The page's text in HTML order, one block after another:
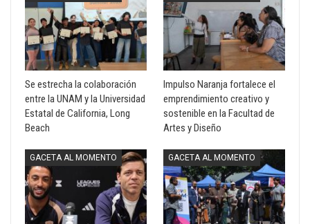
Se estrecha la colaboración
entre la UNAM y la Universidad
Estatal de California, Long
Beach
Impulso Naranja fortalece el
emprendimiento creativo y
sostenible en la Facultad de
Artes y Diseño
GACETA AL MOMENTO GACETA AL MOMENTO